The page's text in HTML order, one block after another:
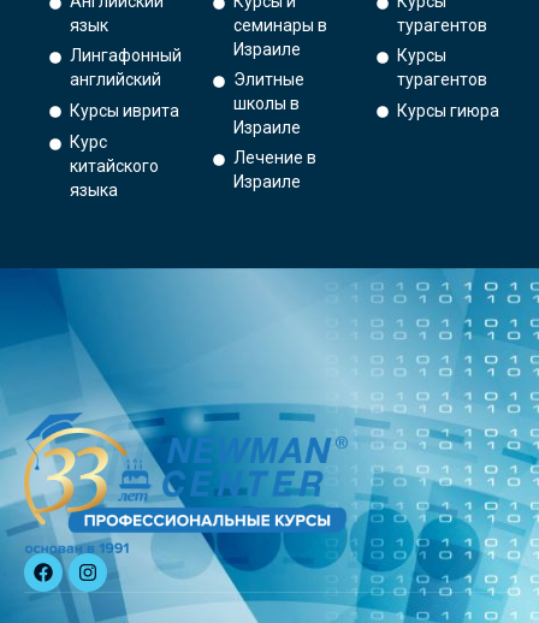
язык
Лингафонный
английский
Курсы иврита
Курс
китайского
языка
семинары в
Израиле
Элитные
школы в
Израиле
Лечение в
Израиле
турагентов
Курсы
турагентов
Курсы гиюра